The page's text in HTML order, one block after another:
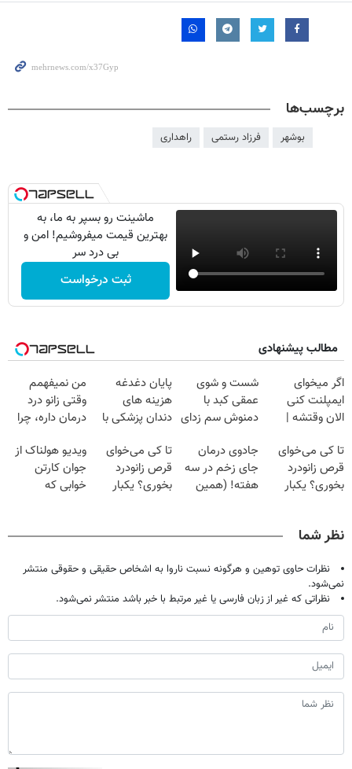
برچسب‌ها
بوشهر فرزاد رستمی راهداری
ماشینت رو بسپر به ما، به
بهترین قیمت میفروشیم! امن و
بی درد سر
ثبت درخواست
مطالب پیشنهادی
اگر میخوای
ایمپلنت کنی
الان وقتشه |
میلیون تومان!!!
شست و شوی
عمقی کبد با
دمنوش سم زدای
پایان دغدغه
هزینه های
دندان پزشکی با
خانگی
من نمیفهمم
وقتی زانو درد
درمان داره، چرا
تحمل میکنی؟❗
تا کی می‌خوای
قرص زانودرد
بخوری؟ یکبار
جادوی درمان
جای زخم در سه
هفته! (همین
تا کی می‌خوای
قرص زانودرد
بخوری؟ یکبار
ویدیو هولناک از
جوان کارتن
خوابی که
نظر شما
نظرات حاوی توهین و هرگونه نسبت ناروا به اشخاص حقیقی و حقوقی منتشر
نمی‌شود.
نظراتی که غیر از زبان فارسی یا غیر مرتبط با خبر باشد منتشر نمی‌شود.